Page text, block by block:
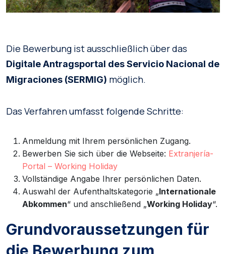
Die Bewerbung ist ausschließlich über das
Digitale Antragsportal des Servicio Nacional de
Migraciones (SERMIG) möglich.
Das Verfahren umfasst folgende Schritte:
Anmeldung mit Ihrem persönlichen Zugang.
Bewerben Sie sich über die Webseite: Extranjería-
Portal – Working Holiday
Vollständige Angabe Ihrer persönlichen Daten.
Auswahl der Aufenthaltskategorie „Internationale
Abkommen“ und anschließend „Working Holiday“.
Grundvoraussetzungen für
die Bewerbung zum